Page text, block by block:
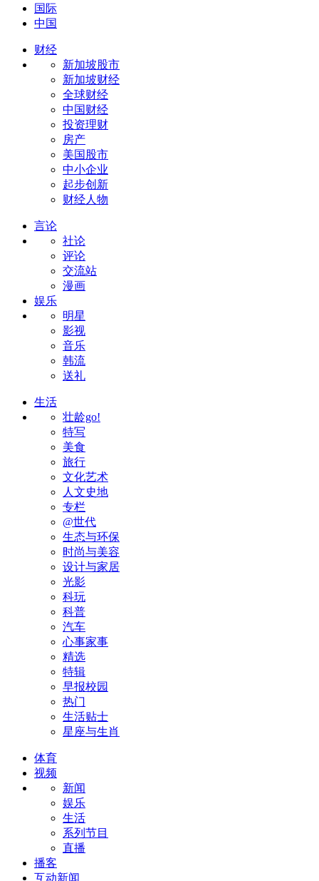
国际
中国
财经
新加坡股市
新加坡财经
全球财经
中国财经
投资理财
房产
美国股市
中小企业
起步创新
财经人物
言论
社论
评论
交流站
漫画
娱乐
明星
影视
音乐
韩流
送礼
生活
壮龄go!
特写
美食
旅行
文化艺术
人文史地
专栏
@世代
生态与环保
时尚与美容
设计与家居
光影
科玩
科普
汽车
心事家事
精选
特辑
早报校园
热门
生活贴士
星座与生肖
体育
视频
新闻
娱乐
生活
系列节目
直播
播客
互动新闻